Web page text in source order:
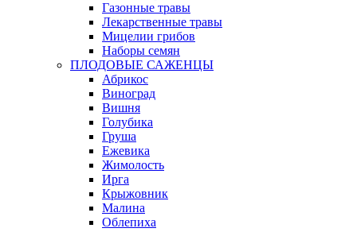
Газонные травы
Лекарственные травы
Мицелии грибов
Наборы семян
ПЛОДОВЫЕ САЖЕНЦЫ
Абрикос
Виноград
Вишня
Голубика
Груша
Ежевика
Жимолость
Ирга
Крыжовник
Малина
Облепиха